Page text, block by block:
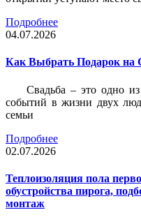
Подробнее
04.07.2026
Как Выбрать Подарок на
Свадьба – это одно
событий в жизни двух
семьи
Подробнее
02.07.2026
Теплоизоляция пола
обустройства пирога,
монтаж